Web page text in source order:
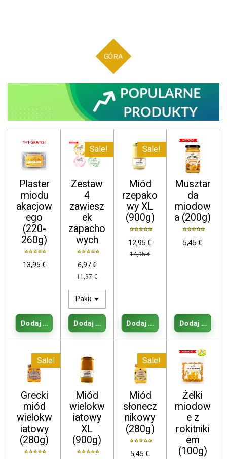
GÓRA
Plaster
miodu
akacjow
ego
(220-
260g)
13,95 €
Dodaj do koszyka
Sale!
Zestaw
4
zawiesz
ek
zapacho
wych
6,97 €
11,97 €
Dodaj do koszyka
Sale!
Miód
rzepako
wy XL
(900g)
12,95 €
14,95 €
Dodaj do koszyka
Musztar
da
miodow
a (200g)
5,45 €
Dodaj do
Sale!
Grecki
miód
wielokw
iatowy
(280g)
Miód
wielokw
iatowy
XL
(900g)
Sale!
Miód
słonecz
nikowy
(280g)
5,45 €
Żelki
miodow
e z
rokitniki
em
(100g)